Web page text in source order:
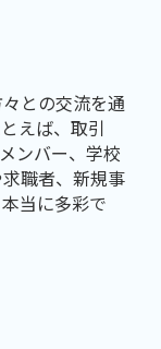
との交流を通
えば、取引
ンバー、学校
職者、新規事
当に多彩で